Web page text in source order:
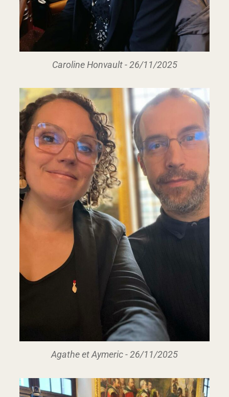
Caroline Honvault - 26/11/2025
Agathe et Aymeric - 26/11/2025